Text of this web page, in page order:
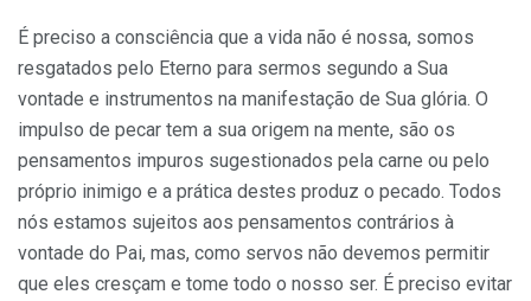
É preciso a consciência que a vida não é nossa, somos
resgatados pelo Eterno para sermos segundo a Sua
vontade e instrumentos na manifestação de Sua glória. O
impulso de pecar tem a sua origem na mente, são os
pensamentos impuros sugestionados pela carne ou pelo
próprio inimigo e a prática destes produz o pecado. Todos
nós estamos sujeitos aos pensamentos contrários à
vontade do Pai, mas, como servos não devemos permitir
que eles cresçam e tome todo o nosso ser. É preciso evitar